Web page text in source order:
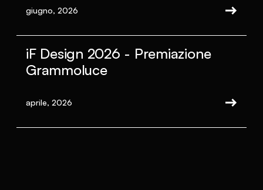
giugno, 2026
iF Design 2026 - Premiazione
Grammoluce
aprile, 2026